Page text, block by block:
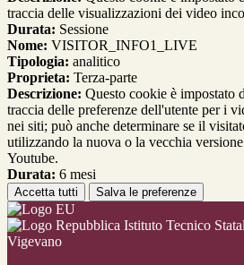
traccia delle visualizzazioni dei video
Durata: Sessione
Nome: VISITOR_INFO1_LIVE
Tipologia: analitico
Proprieta: Terza-parte
Descrizione: Questo cookie è impostato
traccia delle preferenze dell'utente per i
nei siti; può anche determinare se il
utilizzando la nuova o la vecchia
Youtube.
Durata: 6 mesi
Accetta tutti Salva le preferenze
Istituto Tecnico
Vigevano